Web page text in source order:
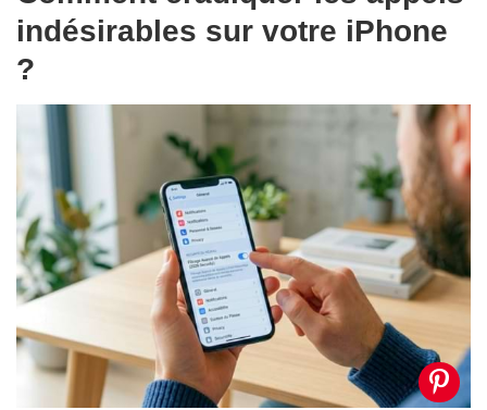
indésirables sur votre iPhone
?